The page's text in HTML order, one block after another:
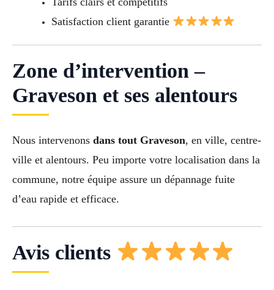
Satisfaction client garantie
Zone d’intervention –
Graveson et ses alentours
Nous intervenons dans tout Graveson, en ville, centre-
ville et alentours. Peu importe votre localisation dans la
commune, notre équipe assure un dépannage fuite
d’eau rapide et efficace.
Avis clients